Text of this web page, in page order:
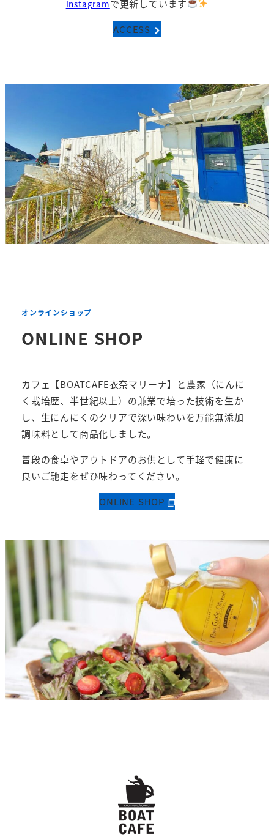
Instagramで更新しています
ACCESS
オンラインショップ
ONLINE SHOP
カフェ【BOATCAFE衣奈マリーナ】と農家（にんに
く栽培歴、半世紀以上）の兼業で培った技術を生か
し、生にんにくのクリアで深い味わいを万能無添加
調味料として商品化しました。
普段の食卓やアウトドアのお供として手軽で健康に
良いご馳走をぜひ味わってください。
ONLINE SHOP